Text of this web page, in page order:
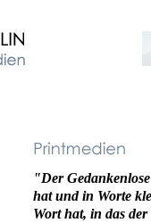
"Der
hat und in Worte
Wort hat, in das